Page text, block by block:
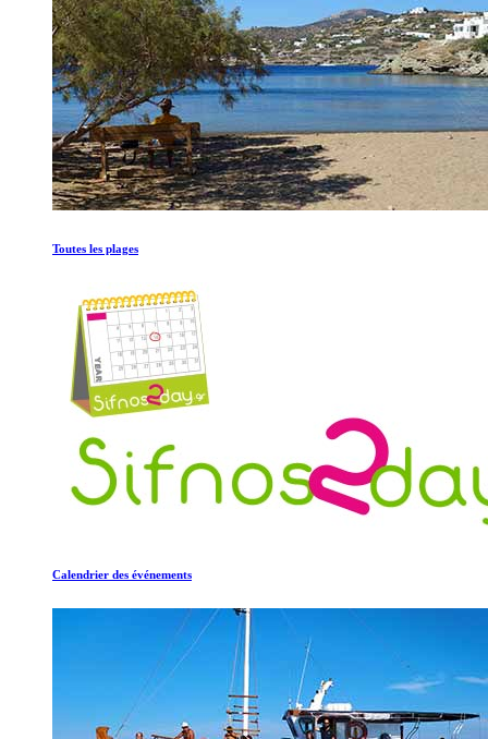
Toutes les plages
Calendrier des événements